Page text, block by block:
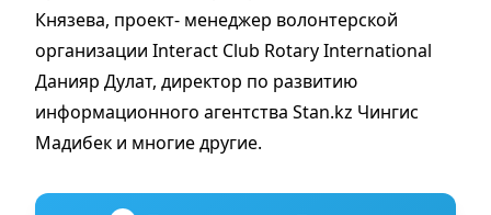
Князева, проект­- менеджер волонтерской
организации Interact Club Rotary International
Данияр Дулат, директор по развитию
информационного агентства Stan.kz Чингис
Мадибек и многие другие.